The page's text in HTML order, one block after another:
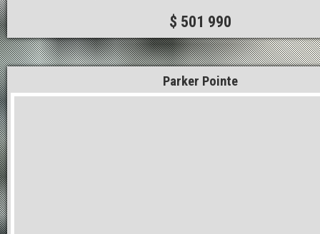
$ 501 990
Parker Pointe